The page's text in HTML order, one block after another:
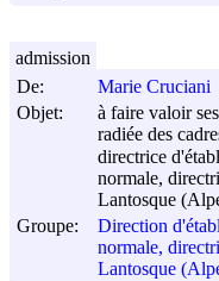
De:
Marie Cruciani
Objet:
à faire valoir
radiée des
directrice
normale,
Lantosque
Groupe:
Direction
normale,
Lantosque
admission